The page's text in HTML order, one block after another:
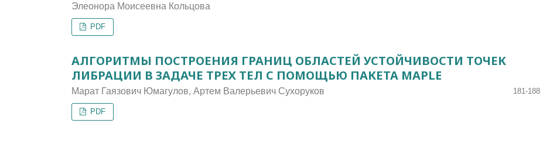
Элеонора Моисеевна Кольцова
PDF
АЛГОРИТМЫ ПОСТРОЕНИЯ ГРАНИЦ ОБЛАСТЕЙ УСТОЙЧИВОСТИ ТОЧЕК
ЛИБРАЦИИ В ЗАДАЧЕ ТРЕХ ТЕЛ С ПОМОЩЬЮ ПАКЕТА MAPLE
Марат Гаязович Юмагулов, Артем Валерьевич Сухоруков 181-188
PDF